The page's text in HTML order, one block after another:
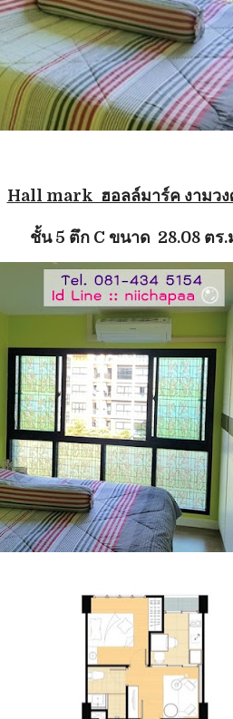
Hall mark ฮอลล์มาร์ค งามวง
ชั้น 5 ตึก C ขนาด 28.08 ตร.